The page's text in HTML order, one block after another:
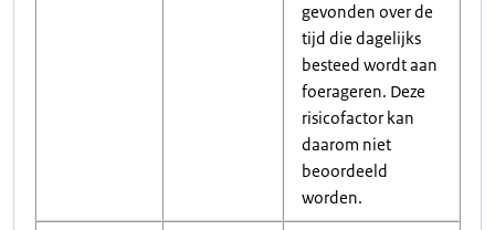
gevonden over de
tijd die dagelijks
besteed wordt aan
foerageren. Deze
risicofactor kan
daarom niet
beoordeeld
worden.